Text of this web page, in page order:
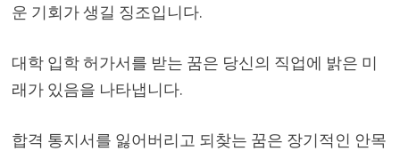
운 기회가 생길 징조입니다.
대학 입학 허가서를 받는 꿈은 당신의 직업에 밝은 미
래가 있음을 나타냅니다.
합격 통지서를 잃어버리고 되찾는 꿈은 장기적인 안목